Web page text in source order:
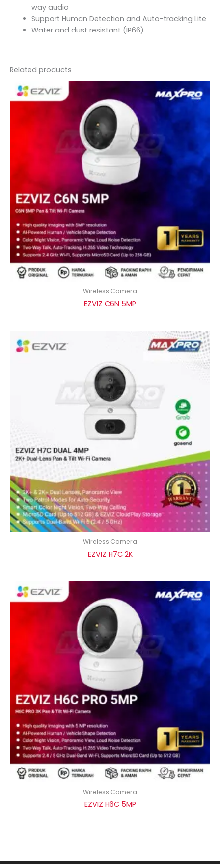
way audio
Support Human Detection and Auto-tracking Lite
Water and dust resistant (IP66)
Related products
Wireless Camera
EZVIZ C6N 5MP
Wireless Camera
EZVIZ H7C 2K
Wireless Camera
EZVIZ H6C 5MP